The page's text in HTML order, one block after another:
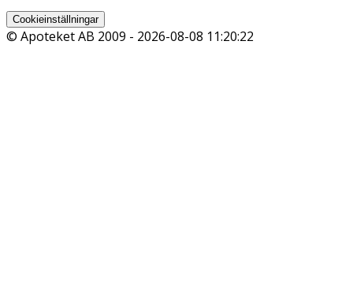
Cookieinställningar
© Apoteket AB 2009 - 2026-08-08 11:20:22